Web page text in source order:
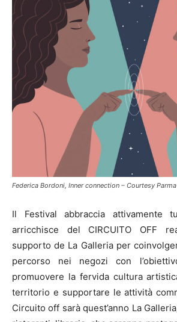
Federica Bordoni, Inner connection – Courtesy
Il Festival abbraccia
arricchisce del CIRCUITO OFF
supporto de La Galleria per
percorso nei negozi con
promuovere la fervida cultura
territorio e supportare le attività
Circuito off sarà quest’anno La